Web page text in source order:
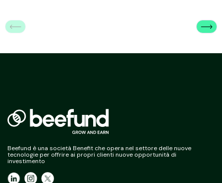
Beefund è una società Benefit che opera nel settore delle nuove
tecnologie per offrire ai propri clienti nuove opportunità di
investimento